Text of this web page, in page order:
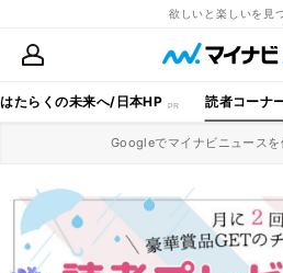
欲しいと楽しいを見
はたらくの未来へ/日本HP 読者コーナ
Googleでマイナビニュース